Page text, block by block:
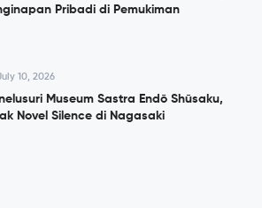
Pribadi di Pemukiman
10, 2026
Museum Sastra Endō Shūsaku,
Novel Silence di Nagasaki